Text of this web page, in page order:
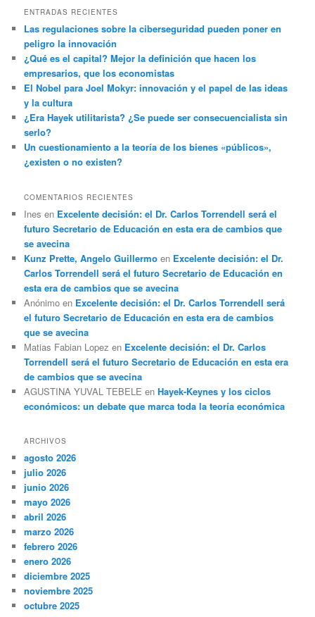
ENTRADAS RECIENTES
Las regulaciones sobre la ciberseguridad pueden poner en
peligro la innovación
¿Qué es el capital? Mejor la definición que hacen los
empresarios, que los economistas
El Nobel para Joel Mokyr: innovación y el papel de las ideas
y la cultura
¿Era Hayek utilitarista? ¿Se puede ser consecuencialista sin
serlo?
Un cuestionamiento a la teoría de los bienes «públicos»,
¿existen o no existen?
COMENTARIOS RECIENTES
Ines en Excelente decisión: el Dr. Carlos Torrendell será el
futuro Secretario de Educación en esta era de cambios que
se avecina
Kunz Prette, Angelo Guillermo en Excelente decisión: el Dr.
Carlos Torrendell será el futuro Secretario de Educación en
esta era de cambios que se avecina
Anónimo en Excelente decisión: el Dr. Carlos Torrendell será
el futuro Secretario de Educación en esta era de cambios
que se avecina
Matias Fabian Lopez en Excelente decisión: el Dr. Carlos
Torrendell será el futuro Secretario de Educación en esta era
de cambios que se avecina
AGUSTINA YUVAL TEBELE enHayek-Keynes y los ciclos
económicos: un debate que marca toda la teoría económica
ARCHIVOS
agosto 2026
julio 2026
junio 2026
mayo 2026
abril 2026
marzo 2026
febrero 2026
enero 2026
diciembre 2025
noviembre 2025
octubre 2025